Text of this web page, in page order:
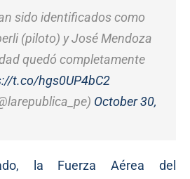
sido identificados como
(piloto) y José Mendoza
quedó completamente
t.co/hgs0UP4bC2
October 30,
la Fuerza Aérea del